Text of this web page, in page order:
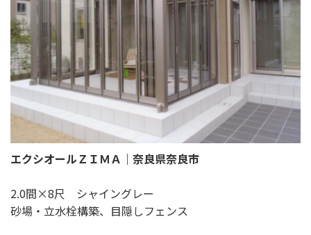
エクシオールＺＩＭＡ｜奈良県奈良市
2.0間×8尺 シャイングレー
砂場・立水栓構築、目隠しフェンス